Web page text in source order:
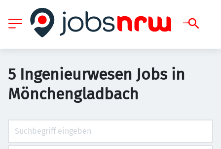
5 Ingenieurwesen Jobs in
Mönchengladbach